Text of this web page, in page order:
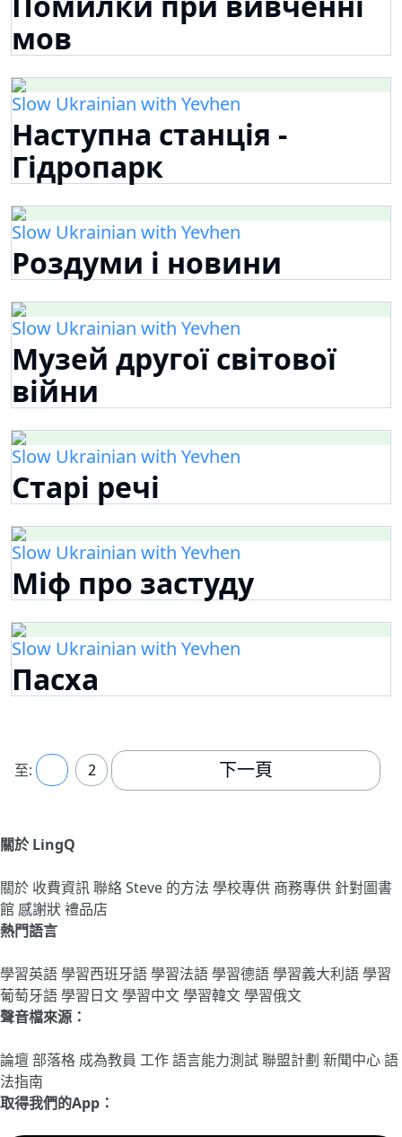
мов
Slow Ukrainian with Yevhen
Наступна станція -
Гідропарк
Slow Ukrainian with Yevhen
Роздуми і новини
Slow Ukrainian with Yevhen
Музей другої світової
війни
Slow Ukrainian with Yevhen
Старі речі
Slow Ukrainian with Yevhen
Міф про застуду
Slow Ukrainian with Yevhen
Пасха
至: 2 下一頁
關於 LingQ
關於 收費資訊聯絡Steve 的方法 學校專供 商務專供 針對圖書
館 感謝狀禮品店
熱門語言
學習英語學習西班牙語學習法語學習德語學習義大利語學習
葡萄牙語學習日文學習中文學習韓文學習俄文
聲音檔來源：
論壇部落格 成為教員 工作語言能力測試聯盟計劃 新聞中心語
法指南
取得我們的App：